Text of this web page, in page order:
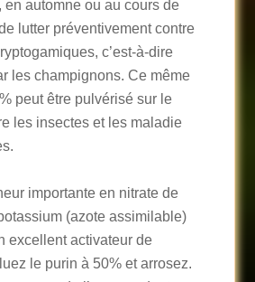
en automne ou au cours de
lutter préventivement contre
c’est-à-dire
les champignons. Ce même
peut être pulvérisé sur le
les insectes et les maladie
importante en nitrate de
(azote assimilable)
excellent activateur de
le purin à 50% et arrosez.